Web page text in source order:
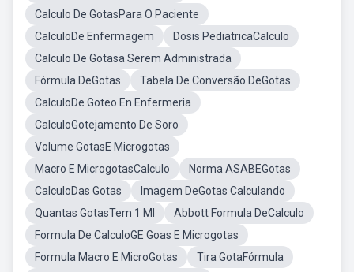
Calculo De GotasPara O Paciente
CalculoDe Enfermagem
Dosis PediatricaCalculo
Calculo De Gotasa Serem Administrada
Fórmula DeGotas
Tabela De Conversão DeGotas
CalculoDe Goteo En Enfermeria
CalculoGotejamento De Soro
Volume GotasE Microgotas
Macro E MicrogotasCalculo
Norma ASABEGotas
CalculoDas Gotas
Imagem DeGotas Calculando
Quantas GotasTem 1 Ml
Abbott Formula DeCalculo
Formula De CalculoGE Goas E Microgotas
Formula Macro E MicroGotas
Tira GotaFórmula